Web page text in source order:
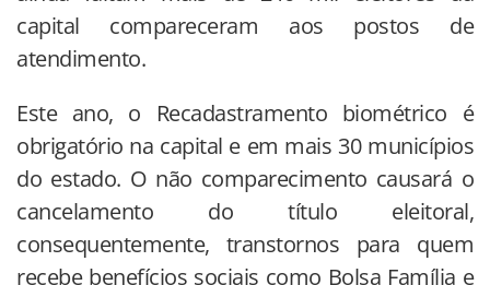
capital compareceram aos postos de
atendimento.
Este ano, o Recadastramento biométrico é
obrigatório na capital e em mais 30 municípios
do estado. O não comparecimento causará o
cancelamento do título eleitoral,
consequentemente, transtornos para quem
recebe benefícios sociais como Bolsa Família e